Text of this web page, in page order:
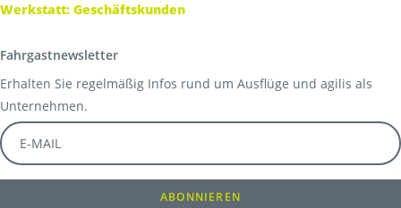
Werkstatt: Geschäftskunden
Fahrgastnewsletter
Erhalten Sie regelmäßig Infos rund um Ausflüge und agilis als
Unternehmen.